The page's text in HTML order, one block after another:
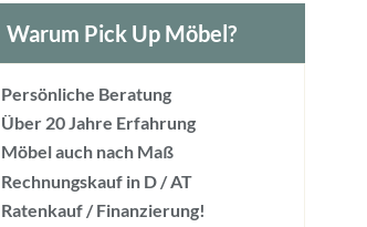
Warum Pick Up Möbel?
Persönliche Beratung
Über 20 Jahre Erfahrung
Möbel auch nach Maß
Rechnungskauf in D / AT
Ratenkauf / Finanzierung!